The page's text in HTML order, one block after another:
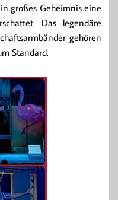
großes Geheimnis eine
Das legendäre
gehören
Standard.